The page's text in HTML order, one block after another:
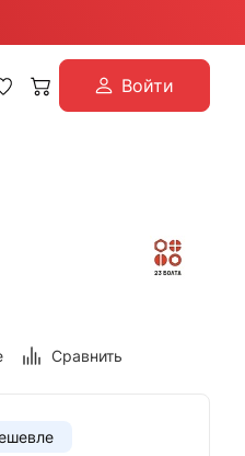
Войти
Сравнить